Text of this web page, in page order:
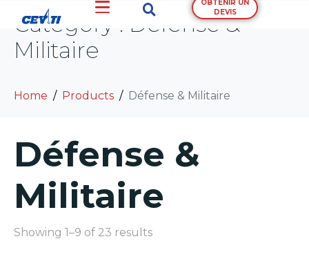
OBTENIR UN
DEVIS
Category : Défense &
Militaire
Home Products Défense & Militaire
Défense &
Militaire
Showing 1–9 of 23 results